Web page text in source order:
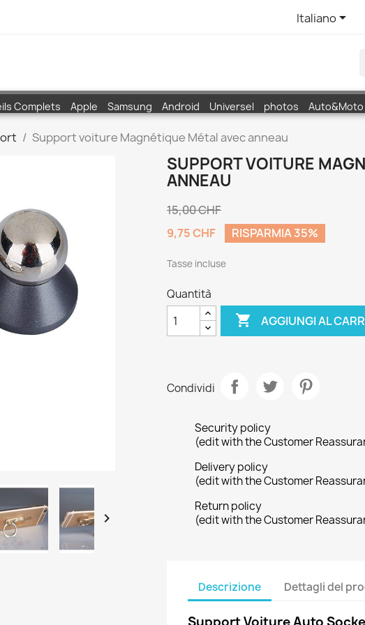
Italiano
Complets Apple Samsung Android Universel photos Auto&Moto
Support voiture Magnétique Métal avec anneau

SUPPORT VOITURE
ANNEAU
15,00 CHF
9,75 CHF
RISPARMIA 35%
Tasse incluse
Quantità
 AGGIUNGI AL
Condividi
Security policy
(edit with the Customer
Delivery policy
(edit with the Customer
Return policy
(edit with the Customer
Descrizione Dettagli del